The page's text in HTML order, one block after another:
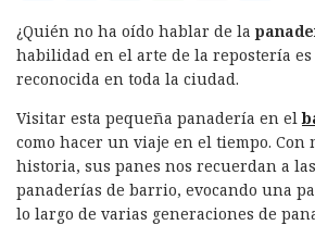
a
c
e
b
o
o
k
w
it
te
r
i
n
k
e
d
I
n
h
at
s
A
p
p
m
ai
l
o
m
a
rt
ir
¿Quién no ha oído hablar de la
habilidad en el arte de la repostería
reconocida en toda la ciudad.
Visitar esta pequeña panadería en el
como hacer un viaje en el tiempo. Con
historia, sus panes nos recuerdan a
panaderías de barrio, evocando una
lo largo de varias generaciones de